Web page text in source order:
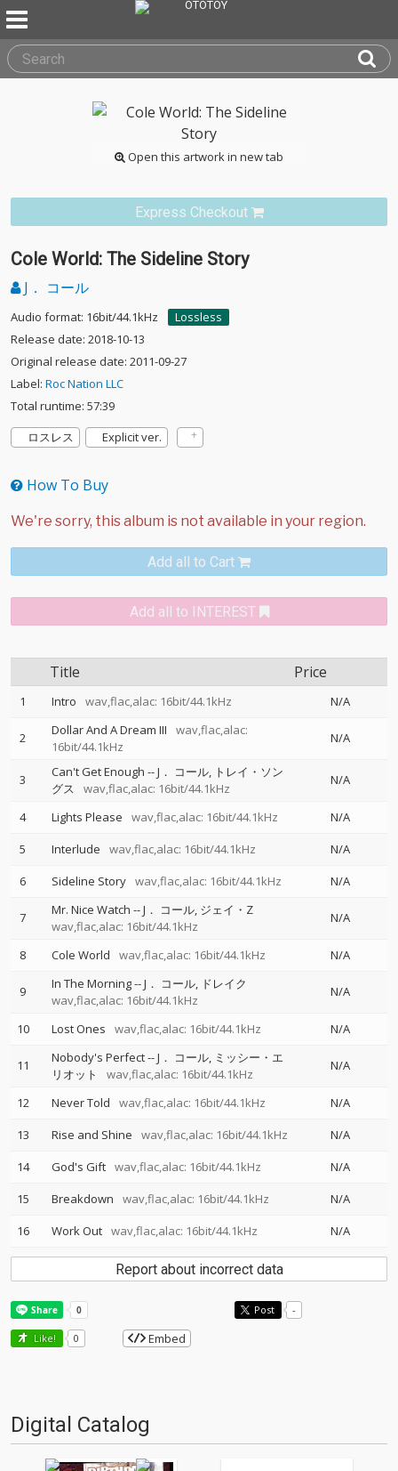
Open this artwork in new tab
Express Checkout
Cole World: The Sideline Story
J． コール
Audio format: 16bit/44.1kHz
Lossless
Release date: 2018-10-13
Original release date: 2011-09-27
Label: Roc Nation LLC
Total runtime: 57:39
ロスレス
Explicit ver.
How To Buy
Add all to Cart
Add all to INTEREST
Title Price
1 Intro wav,flac,alac: 16bit/44.1kHz N/A
2 Dollar And A Dream III
wav,flac,alac:
16bit/44.1kHz
N/A
3 Can't Get Enough --J． コール トレイ・ソン
グス
wav,flac,alac: 16bit/44.1kHz
N/A
4 Lights Please wav,flac,alac: 16bit/44.1kHz
N/A
5
Interlude wav,flac,alac: 16bit/44.1kHz
N/A
6
Sideline Story wav,flac,alac: 16bit/44.1kHz N/A
7 Mr. Nice Watch --J． コール ジェイ・Z
wav,flac,alac: 16bit/44.1kHz
N/A
8 Cole World wav,flac,alac: 16bit/44.1kHz N/A
9 In The Morning--J． コール ドレイク
wav,flac,alac: 16bit/44.1kHz
N/A
10 Lost Ones wav,flac,alac: 16bit/44.1kHz N/A
11 Nobody's Perfect--J． コール ミッシー・エ
リオット
wav,flac,alac: 16bit/44.1kHz
N/A
12 Never Told wav,flac,alac: 16bit/44.1kHz
N/A
13
Rise and Shine wav,flac,alac: 16bit/44.1kHz
N/A
14
God's Gift wav,flac,alac: 16bit/44.1kHz
N/A
15
Breakdown wav,flac,alac: 16bit/44.1kHz
N/A
16
Work Out wav,flac,alac: 16bit/44.1kHz N/A
Report about incorrect data
Post -
Like! 0 Embed
Digital Catalog